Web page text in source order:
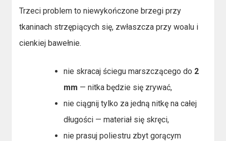
Trzeci problem to niewykończone brzegi przy
tkaninach strzępiących się, zwłaszcza przy woalu i
cienkiej bawełnie.
nie skracaj ściegu marszczącego do 2
mm — nitka będzie się zrywać,
nie ciągnij tylko za jedną nitkę na całej
długości — materiał się skręci,
nie prasuj poliestru zbyt gorącym